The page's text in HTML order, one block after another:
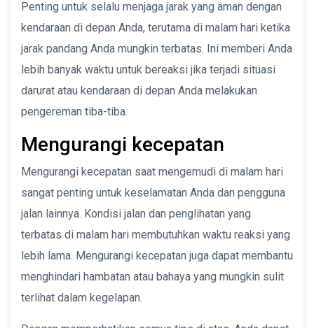
Penting untuk selalu menjaga jarak yang aman dengan
kendaraan di depan Anda, terutama di malam hari ketika
jarak pandang Anda mungkin terbatas. Ini memberi Anda
lebih banyak waktu untuk bereaksi jika terjadi situasi
darurat atau kendaraan di depan Anda melakukan
pengereman tiba-tiba.
Mengurangi kecepatan
Mengurangi kecepatan saat mengemudi di malam hari
sangat penting untuk keselamatan Anda dan pengguna
jalan lainnya. Kondisi jalan dan penglihatan yang
terbatas di malam hari membutuhkan waktu reaksi yang
lebih lama. Mengurangi kecepatan juga dapat membantu
menghindari hambatan atau bahaya yang mungkin sulit
terlihat dalam kegelapan.